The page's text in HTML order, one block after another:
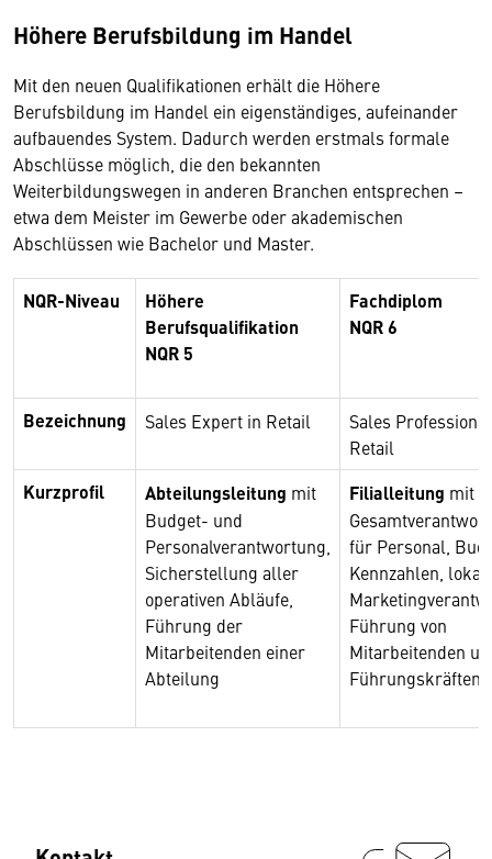
Höhere Berufsbildung im Handel
Mit den neuen Qualifikationen erhält die Höhere
Berufsbildung im Handel ein eigenständiges, aufeinander
aufbauendes System. Dadurch werden erstmals formale
Abschlüsse möglich, die den bekannten
Weiterbildungswegen in anderen Branchen entsprechen –
etwa dem Meister im Gewerbe oder akademischen
Abschlüssen wie Bachelor und Master.
NQR-Niveau
Höhere
Berufsqualifikation
NQR 5
Fachdiplom
NQR 6
Bezeichnung Sales Expert in Retail
Sales
Retail
Kurzprofil Abteilungsleitung mit
Budget- und
Personalverantwortung,
Sicherstellung aller
operativen Abläufe,
Führung der
Mitarbeitenden einer
Abteilung
Filialleitung mit
für Personal,
Kennzahlen,
Führung von
Mitarbeitenden
Führungskräften